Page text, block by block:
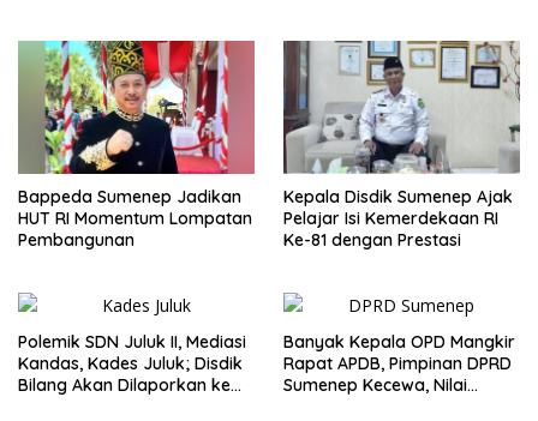
Bappeda Sumenep Jadikan
HUT RI Momentum Lompatan
Pembangunan
Kepala Disdik Sumenep Ajak
Pelajar Isi Kemerdekaan RI
Ke-81 dengan Prestasi
Polemik SDN Juluk II, Mediasi
Kandas, Kades Juluk; Disdik
Bilang Akan Dilaporkan ke
Banyak Kepala OPD Mangkir
Rapat APDB, Pimpinan DPRD
Sumenep Kecewa, Nilai